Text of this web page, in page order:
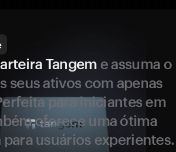
Tangem e assuma o
seus ativos com apenas
para iniciantes em
oferece uma ótima
usuários experientes.